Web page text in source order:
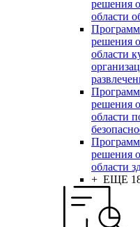
решения
области
решения
области
решения
области
решения
области
+ ЕЩЕ